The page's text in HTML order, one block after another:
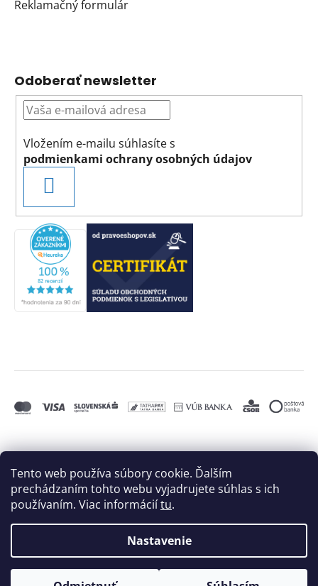
Tento web používa súbory cookie. Ďalším
prechádzaním tohto webu vyjadrujete súhlas s ich
používaním. Viac informáciítu.
Nastavenie
Reklamačný formulár
Odoberať newsletter
Vložením e-mailu súhlasíte s
podmienkami ochrany osobných údajov
SA
Vytvoril Shoptet a
Adatelier